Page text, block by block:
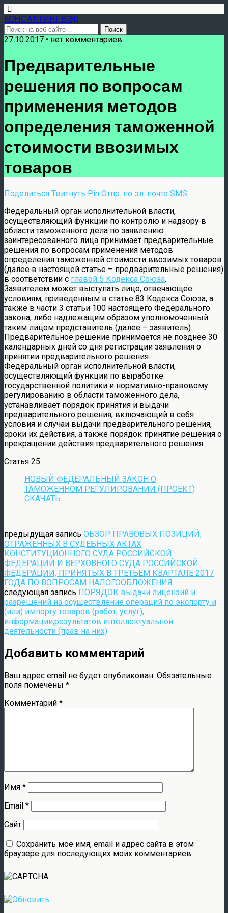
КОНСАЛТИНГ ВЭД
27.10.2017 • нет комментариев
Предварительные
решения по вопросам
применения методов
определения таможенной
стоимости ввозимых
товаров
Поделиться Твитнуть Pin Отпр. по эл. почте SMS
Федеральный орган исполнительной власти,
осуществляющий функции по контролю и надзору в
области таможенного дела по заявлению
заинтересованного лица принимает предварительные
решения по вопросам применения методов
определения таможенной стоимости ввозимых товаров
(далее в настоящей статье – предварительные решения)
в соответствии с главой 5 Кодекса Союза.
Заявителем может выступать лицо, отвечающее
условиям, приведенным в статье 83 Кодекса Союза, а
также в части 3 статьи 100 настоящего Федерального
закона, либо надлежащим образом уполномоченный
таким лицом представитель (далее – заявитель).
Предварительное решение принимается не позднее 30
календарных дней со дня регистрации заявления о
принятии предварительного решения.
Федеральный орган исполнительной власти,
осуществляющий функции по выработке
государственной политики и нормативно-правовому
регулированию в области таможенного дела,
устанавливает порядок принятия и выдачи
предварительного решения, включающий в себя
условия и случаи выдачи предварительного решения,
сроки их действия, а также порядок принятие решения о
прекращении действия предварительного решения.
Статья 25
НОВЫЙ ФЕДЕРАЛЬНЫЙ ЗАКОН О
ТАМОЖЕННОМ РЕГУЛИРОВАНИИ (ПРОЕКТ)
СКАЧАТЬ
предыдущая запись ОБЗОР ПРАВОВЫХ ПОЗИЦИЙ,
ОТРАЖЕННЫХ В СУДЕБНЫХ АКТАХ
КОНСТИТУЦИОННОГО СУДА РОССИЙСКОЙ
ФЕДЕРАЦИИ И ВЕРХОВНОГО СУДА РОССИЙСКОЙ
ФЕДЕРАЦИИ, ПРИНЯТЫХ В ТРЕТЬЕМ КВАРТАЛЕ 2017
ГОДА ПО ВОПРОСАМ НАЛОГООБЛОЖЕНИЯ
следующая запись ПОРЯДОК выдачи лицензий и
разрешений на осуществление операций по экспорту и
(или) импорту товаров (работ, услуг),
информации,результатов интеллектуальной
деятельности (прав на них)
Добавить комментарий
Ваш адрес email не будет опубликован. Обязательные
поля помечены *
Комментарий *
Имя *
Email *
Сайт
Сохранить моё имя, email и адрес сайта в этом
браузере для последующих моих комментариев.